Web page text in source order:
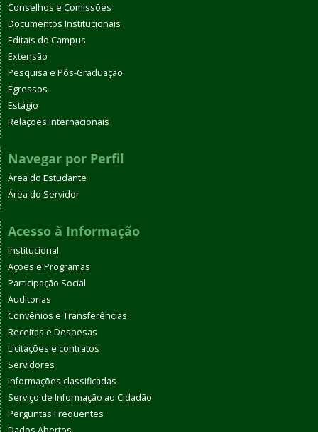
Conselhos e Comissões
Documentos Institucionais
Editais do Campus
Extensão
Pesquisa e Pós-Graduação
Egressos
Estágio
Relações Internacionais
Navegar por Perfil
Área do Estudante
Área do Servidor
Acesso à Informação
Institucional
Ações e Programas
Participação Social
Auditorias
Convênios e Transferências
Receitas e Despesas
Licitações e contratos
Servidores
Informações classificadas
Serviço de Informação ao Cidadão
Perguntas Frequentes